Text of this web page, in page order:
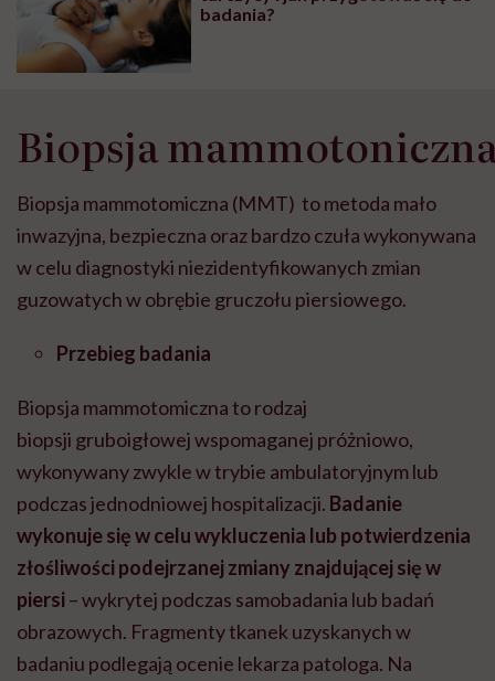
badania?
Biopsja
Biopsja mammotomiczna (MMT) to metoda mało
inwazyjna, bezpieczna oraz bardzo czuła wykonywana
w celu diagnostyki niezidentyfikowanych zmian
guzowatych w obrębie gruczołu piersiowego.
Przebieg badania
Biopsja mammotomicznato rodzaj
biopsji gruboigłowejwspomaganej próżniowo,
wykonywany zwykle w trybie ambulatoryjnym lub
podczas jednodniowej hospitalizacji. Badanie
wykonuje się w celu wykluczenia lub potwierdzenia
złośliwości podejrzanej zmiany znajdującej się w
piersi – wykrytej podczas samobadania lub badań
obrazowych. Fragmenty tkanek uzyskanych w
badaniu podlegają ocenie lekarza patologa. Na